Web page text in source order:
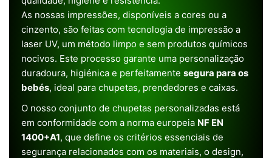
As nossas impressões, disponíveis a cores ou a
cinzento, são feitas com tecnologia de impressão a
laser UV, um método limpo e sem produtos químicos
nocivos. Este processo garante uma personalização
duradoura, higiénica e perfeitamente segura para os
bebés, ideal para chupetas, prendedores e caixas.
O nosso conjunto de chupetas personalizadas está
em conformidade com a norma europeia NF EN
1400+A1, que define os critérios essenciais de
segurança relacionados com os materiais, o design,